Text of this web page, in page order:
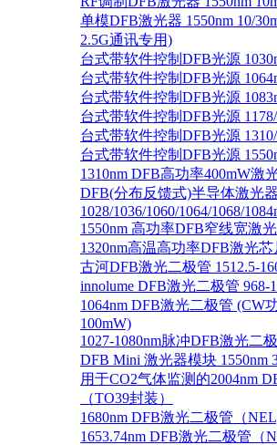
单模DFB激光器 1550nm 10/
2.5G通讯专用)
台式带软件控制DFB光源
台式带软件控制DFB光源
台式带软件控制DFB光源
台式带软件控制DFB光源
台式带软件控制DFB光源
台式带软件控制DFB光源
1310nm DFB高功率400mW激
DFB(分布反馈式)半导体激光器
1028/1036/1060/1064/1068/
1550nm 高功率DFB窄线宽激
1320nm高温高功率DFB激光芯
古河DFB激光二极管 1512.5-
innolume DFB激光二极管 968-
1064nm DFB激光二极管 (CW
100mW)
1027-1080nm脉冲DFB激光二
DFB Mini 激光器模块 1550nm
用于CO2气体监测的2004nm
（TO39封装）
1680nm DFB激光二极管（
1653.74nm DFB激光二极管（